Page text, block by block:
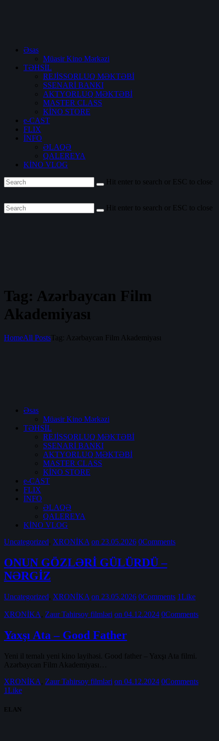
Əsas
Müasir Kino Mərkəzi
TƏHSİL
REJİSSORLUQ MƏKTƏBİ
SSENARİ BANKI
AKTYORLUQ MƏKTƏBİ
MASTER CLASS
KİNO STORE
e-CAST
FLIX
İNFO
ƏLAQƏ
QALEREYA
KİNO VLOG
Hit enter to search or ESC to close
Hit enter to search or ESC to close
Tag: Azərbaycan Film
Akademiyası
HomeAll Posts Tag: Azərbaycan Film Akademiyası
Əsas
Müasir Kino Mərkəzi
TƏHSİL
REJİSSORLUQ MƏKTƏBİ
SSENARİ BANKI
AKTYORLUQ MƏKTƏBİ
MASTER CLASS
KİNO STORE
e-CAST
FLIX
İNFO
ƏLAQƏ
QALEREYA
KİNO VLOG
Uncategorized, XRONİKA on 23.05.2026 0Comments
ONUN GÖZLƏRİ GÜLÜRDÜ –
NƏRGİZ
Uncategorized, XRONİKA on 23.05.2026 0Comments 1Like
XRONİKA, Zaur Tahirsoy filmləri on 04.12.2024 0Comments
Yaxşı Ata – Good Father
Yeni il temalı yeni kino layihəsi. Good father – Yaxşı Ata filmi.
Azərbaycan Film Akademiyası…
XRONİKA, Zaur Tahirsoy filmləri on 04.12.2024 0Comments
1Like
ELAN